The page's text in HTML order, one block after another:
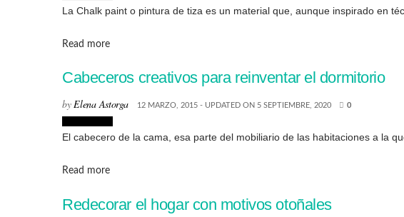
La Chalk paint o pintura de tiza es un material que, aunque inspirado en
Read moreDetails
Cabeceros creativos para reinventar el dormitorio
byElena Astorga 12 MARZO, 2015 - UPDATED ON 5 SEPTIEMBRE, 2020 0
El cabecero de la cama, esa parte del mobiliario de las habitaciones a la
Read moreDetails
Redecorar el hogar con motivos otoñales